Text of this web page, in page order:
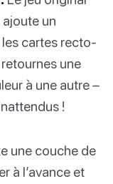
un
cartes recto-
une
à une autre –
!
une couche de
à l’avance et